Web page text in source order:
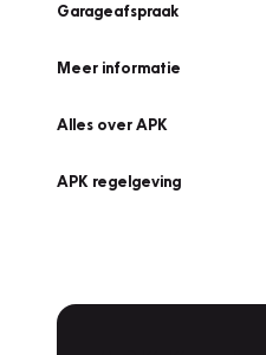
Garageafspraak
Meer informatie
Alles over APK
APK regelgeving